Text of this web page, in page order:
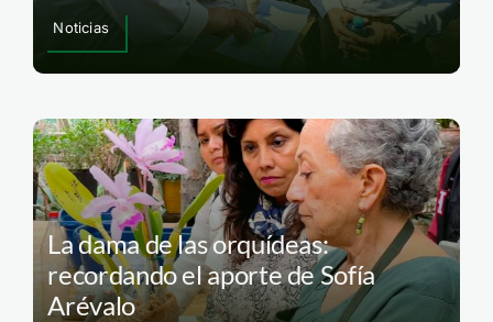
Noticias
La dama de las orquídeas:
recordando el aporte de Sofía
Arévalo